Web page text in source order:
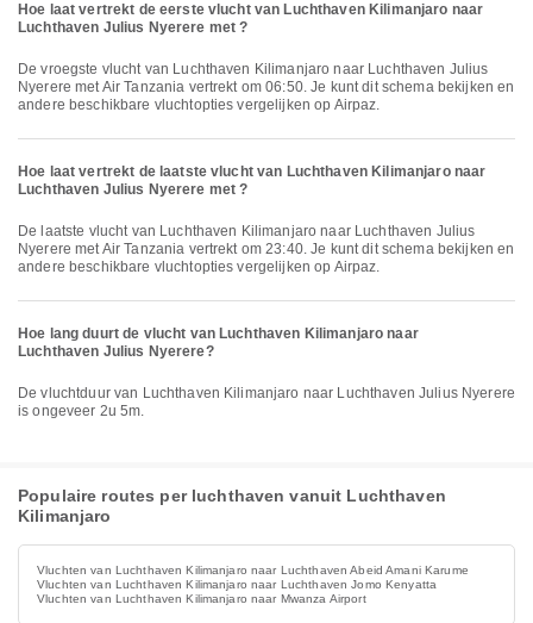
Hoe laat vertrekt de eerste vlucht van Luchthaven Kilimanjaro naar
Luchthaven Julius Nyerere met ?
De vroegste vlucht van Luchthaven Kilimanjaro naar Luchthaven Julius
Nyerere met Air Tanzania vertrekt om 06:50. Je kunt dit schema bekijken en
andere beschikbare vluchtopties vergelijken op Airpaz.
Hoe laat vertrekt de laatste vlucht van Luchthaven Kilimanjaro naar
Luchthaven Julius Nyerere met ?
De laatste vlucht van Luchthaven Kilimanjaro naar Luchthaven Julius
Nyerere met Air Tanzania vertrekt om 23:40. Je kunt dit schema bekijken en
andere beschikbare vluchtopties vergelijken op Airpaz.
Hoe lang duurt de vlucht van Luchthaven Kilimanjaro naar
Luchthaven Julius Nyerere?
De vluchtduur van Luchthaven Kilimanjaro naar Luchthaven Julius Nyerere
is ongeveer 2u 5m.
Populaire routes per luchthaven vanuit Luchthaven
Kilimanjaro
Vluchten van Luchthaven Kilimanjaro naar Luchthaven Abeid Amani Karume
Vluchten van Luchthaven Kilimanjaro naar Luchthaven Jomo Kenyatta
Vluchten van Luchthaven Kilimanjaro naar Mwanza Airport